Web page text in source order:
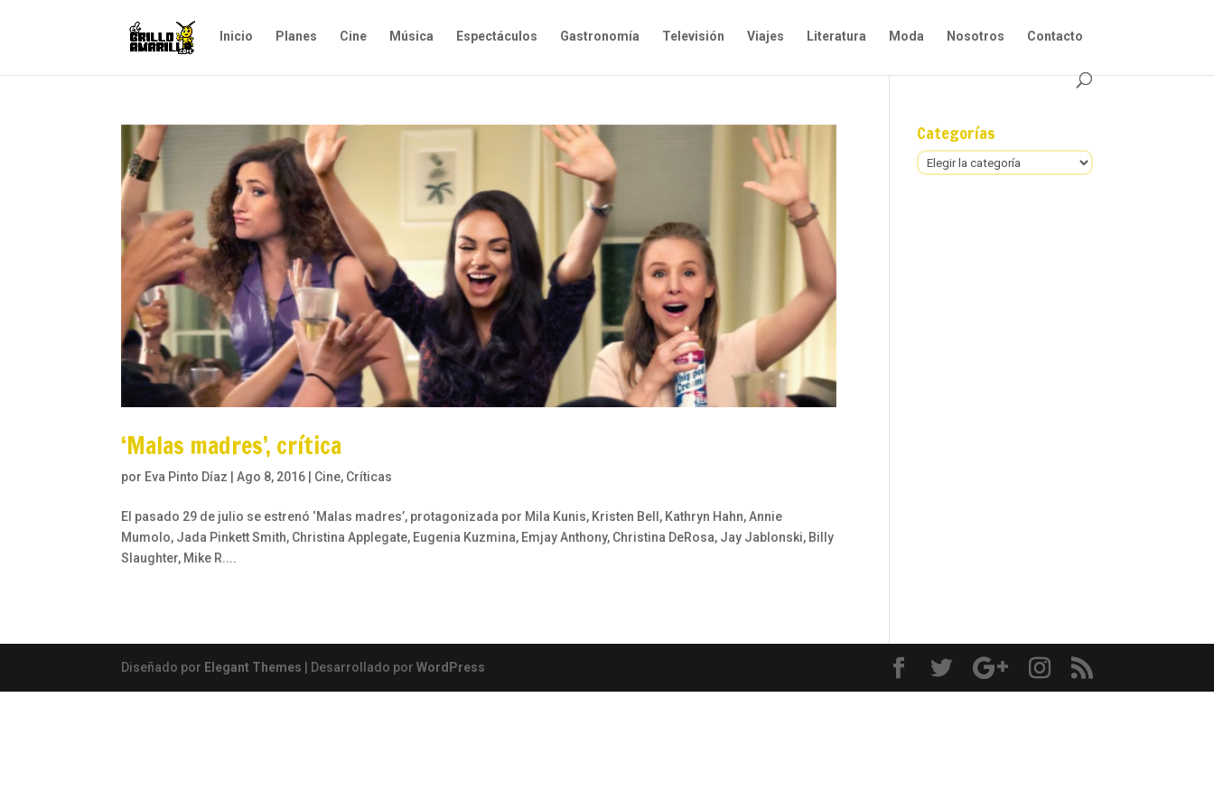
Inicio Planes Cine Música Espectáculos Gastronomía Televisión Viajes Literatura Moda Nosotros Contacto
‘Malas madres’, crítica
por Eva Pinto Díaz |Ago 8, 2016 Cine, Críticas
El pasado 29 de julio se estrenó ‘Malas madres’, protagonizada por Mila Kunis, Kristen Bell, Kathryn Hahn, Annie
Mumolo, Jada Pinkett Smith, Christina Applegate, Eugenia Kuzmina, Emjay Anthony, Christina DeRosa, Jay Jablonski, Billy
Slaughter, Mike R....
Categorías
Categorías
Diseñado por Elegant Themes | Desarrollado porWordPress